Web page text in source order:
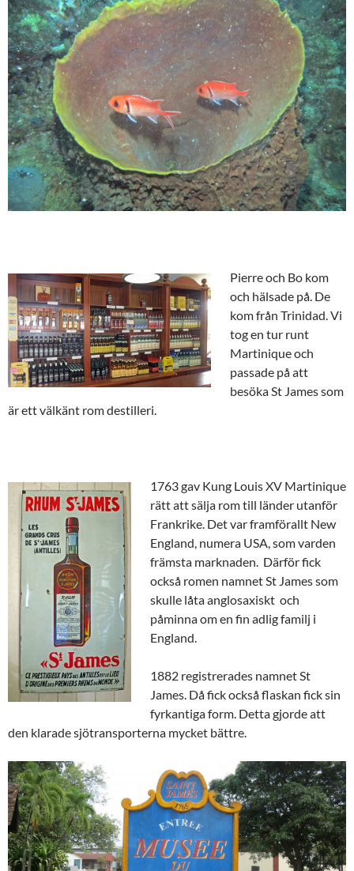
Pierre och Bo kom
och hälsade på. De
kom från Trinidad. Vi
tog en tur runt
Martinique och
passade på att
besöka St James som
är ett välkänt rom destilleri.
1763 gav Kung Louis XV Martinique
rätt att sälja rom till länder utanför
Frankrike. Det var framförallt New
England, numera USA, som varden
främsta marknaden. Därför fick
också romen namnet St James som
skulle låta anglosaxiskt och
påminna om en fin adlig familj i
England.
1882 registrerades namnet St
James. Då fick också flaskan fick sin
fyrkantiga form. Detta gjorde att
den klarade sjötransporterna mycket bättre.